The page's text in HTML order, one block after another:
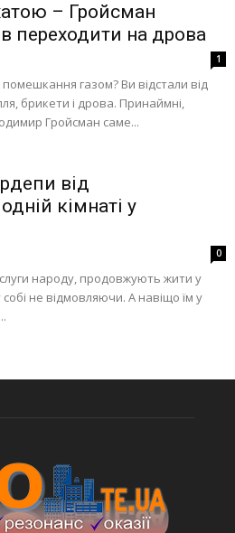
– Гройсман
переходити на дрова
1
газом? Ви відстали від
брикети і дрова. Принаймні,
Гройсман саме...
від
кімнаті у
0
народу, продовжують жити у
не відмовляючи. А навіщо їм у